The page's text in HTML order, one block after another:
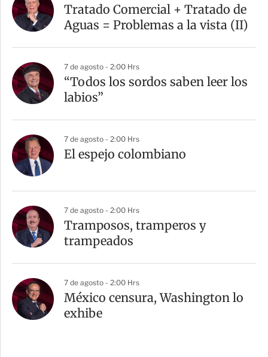
r
t
Tratado Comercial + Tratado de
Aguas = Problemas a la vista (II)
7 de agosto - 2:00 Hrs
“Todos los sordos saben leer los
labios”
7 de agosto - 2:00 Hrs
El espejo colombiano
7 de agosto - 2:00 Hrs
Tramposos, tramperos y
trampeados
7 de agosto - 2:00 Hrs
México censura, Washington lo
exhibe